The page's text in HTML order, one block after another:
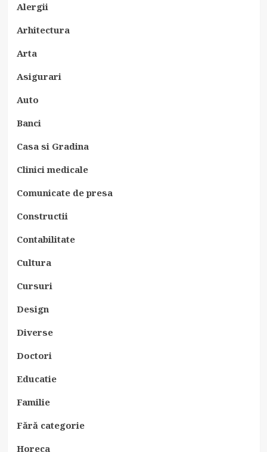
Alergii
Arhitectura
Arta
Asigurari
Auto
Banci
Casa si Gradina
Clinici medicale
Comunicate de presa
Constructii
Contabilitate
Cultura
Cursuri
Design
Diverse
Doctori
Educatie
Familie
Fără categorie
Horeca